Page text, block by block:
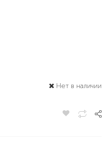
Нет в наличии